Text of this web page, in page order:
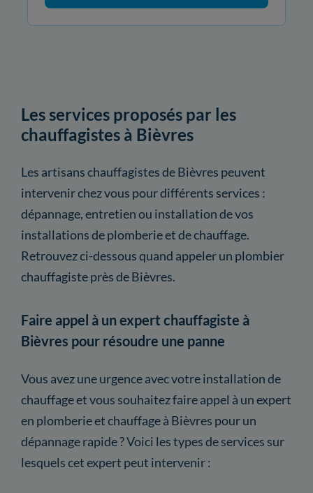
Les services proposés par les
chauffagistes à Bièvres
Les artisans chauffagistes de Bièvres peuvent
intervenir chez vous pour différents services :
dépannage, entretien ou installation de vos
installations de plomberie et de chauffage.
Retrouvez ci-dessous quand appeler un plombier
chauffagiste près de Bièvres.
Faire appel à un expert chauffagiste à
Bièvres pour résoudre une panne
Vous avez une urgence avec votre installation de
chauffage et vous souhaitez faire appel à un expert
en plomberie et chauffage à Bièvres pour un
dépannage rapide ? Voici les types de services sur
lesquels cet expert peut intervenir :